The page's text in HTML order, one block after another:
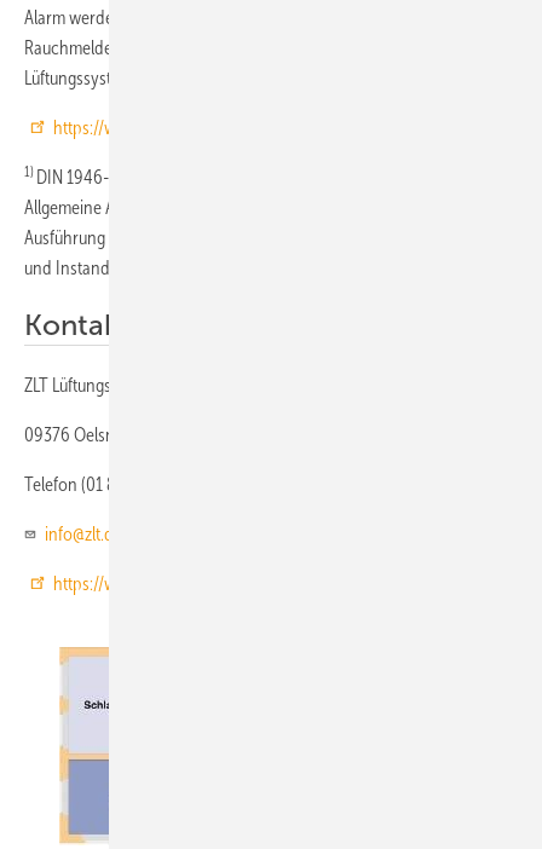
Alarm werden dann alle Luftdurchlässe im Sendebereich der
Rauchmelder verschlossen, um einer Rauchausbreitung über das
Lüftungs­system entgegenzuwirken. JV
https://www.zlt.de/
1) DIN 1946-6 Raumlufttechnik – Teil 6: Lüftung von Wohnungen –
Allgemeine Anforderungen, Anforderungen zur Bemessung, ­
Ausführung und Kennzeichnung, Übergabe/Übernahme (Abnahme)
und Instandhaltung, Mai 2009
Kontakt zum Hersteller
ZLT Lüftungs- und Brandschutztechnik
09376 Oelsnitz/Erzgeb.
Telefon (01 80) 5 12 02 02
info@zlt.de
https://www.zlt.de/